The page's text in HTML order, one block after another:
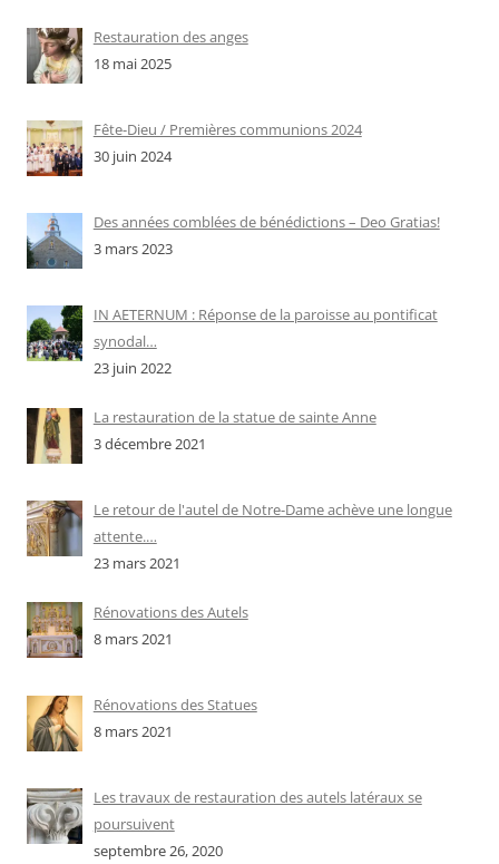
Restauration des anges
18 mai 2025
Fête-Dieu / Premières communions 2024
30 juin 2024
Des années comblées de bénédictions – Deo Gratias!
3 mars 2023
IN AETERNUM : Réponse de la paroisse au pontificat
synodal…
23 juin 2022
La restauration de la statue de sainte Anne
3 décembre 2021
Le retour de l'autel de Notre-Dame achève une longue
attente.…
23 mars 2021
Rénovations des Autels
8 mars 2021
Rénovations des Statues
8 mars 2021
Les travaux de restauration des autels latéraux se
poursuivent
septembre 26, 2020